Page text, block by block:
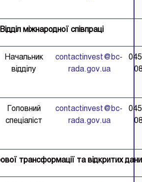
Відділ міжнародної співпраці
Начальник
відділу
contactinvest@bc-
rada.gov.ua
Головний
спеціаліст
contactinvest@bc-
rada.gov.ua
трансформації та відкритих